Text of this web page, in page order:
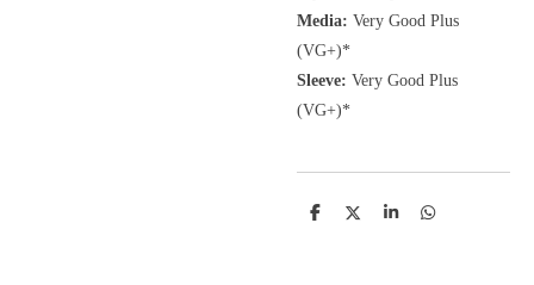
Media: Very Good Plus
(VG+)*
Sleeve: Very Good Plus
(VG+)*
D
D
S
D